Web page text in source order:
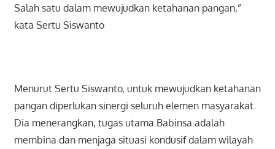
Salah satu dalam mewujudkan ketahanan pangan,”
kata Sertu Siswanto
Menurut Sertu Siswanto, untuk mewujudkan ketahanan
pangan diperlukan sinergi seluruh elemen masyarakat.
Dia menerangkan, tugas utama Babinsa adalah
membina dan menjaga situasi kondusif dalam wilayah